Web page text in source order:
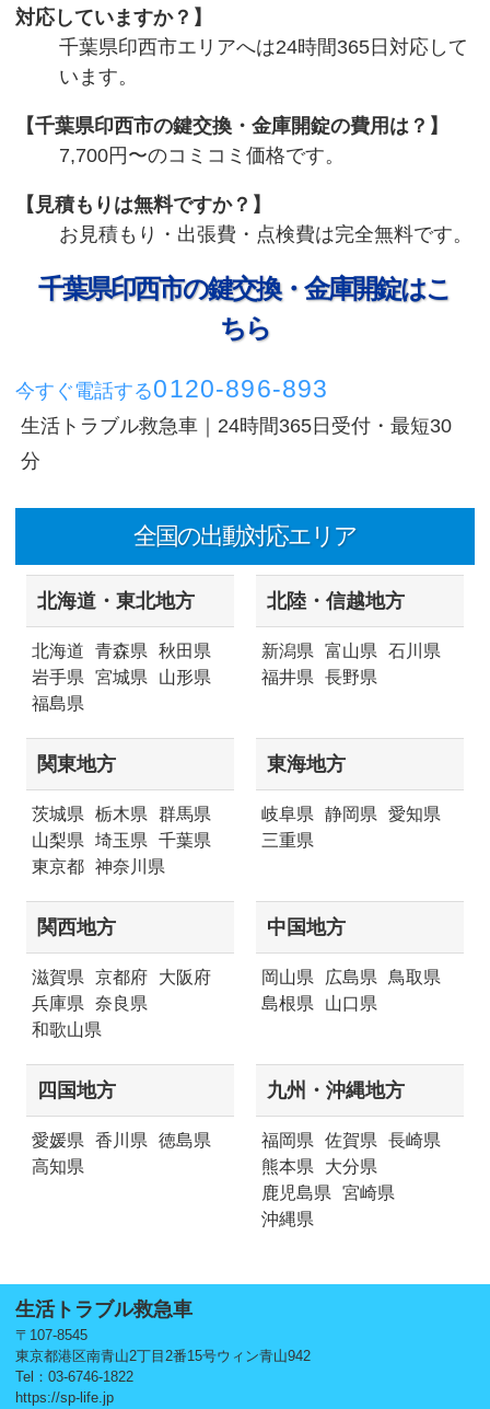
対応していますか？
千葉県印西市エリアへは24時間365日対応して
います。
千葉県印西市の鍵交換・金庫開錠の費用は？
7,700円〜のコミコミ価格です。
見積もりは無料ですか？
お見積もり・出張費・点検費は完全無料です。
千葉県印西市の鍵交換・金庫開錠はこ
ちら
今すぐ電話する0120-896-893
生活トラブル救急車｜24時間365日受付・最短30
分
全国の出動対応エリア
北海道・東北地方
北海道 青森県
秋田県
岩手県
宮城県
山形県
福島県
北陸・信越地方
新潟県 富山県
石川県
福井県
長野県
関東地方
茨城県 栃木県
群馬県
山梨県
埼玉県
千葉県
東京都
神奈川県
東海地方
岐阜県 静岡県
愛知県
三重県
関西地方
滋賀県 京都府
大阪府
兵庫県
奈良県
和歌山県
中国地方
岡山県 広島県
鳥取県
島根県
山口県
四国地方
愛媛県 香川県
徳島県
高知県
九州・沖縄地方
福岡県 佐賀県
長崎県
熊本県
大分県
鹿児島県
宮崎県
沖縄県
生活トラブル救急車
〒107-8545
東京都港区南青山2丁目2番15号ウィン青山942
Tel：03-6746-1822
https://sp-life.jp